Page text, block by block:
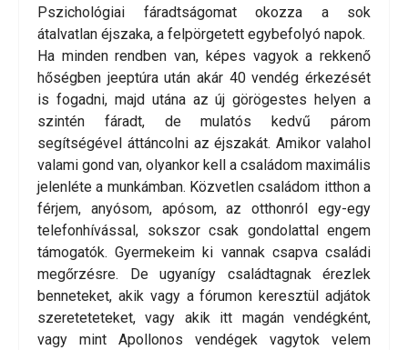
Pszichológiai fáradtságomat okozza a sok
átalvatlan éjszaka, a felpörgetett egybefolyó napok.
Ha minden rendben van, képes vagyok a rekkenő
hőségben jeeptúra után akár 40 vendég érkezését
is fogadni, majd utána az új görögestes helyen a
szintén fáradt, de mulatós kedvű párom
segítségével áttáncolni az éjszakát. Amikor valahol
valami gond van, olyankor kell a családom maximális
jelenléte a munkámban. Közvetlen családom itthon a
férjem, anyósom, apósom, az otthonról egy-egy
telefonhívással, sokszor csak gondolattal engem
támogatók. Gyermekeim ki vannak csapva családi
megőrzésre. De ugyanígy családtagnak érezlek
benneteket, akik vagy a fórumon keresztül adjátok
szereteteteket, vagy akik itt magán vendégként,
vagy mint Apollonos vendégek vagytok velem